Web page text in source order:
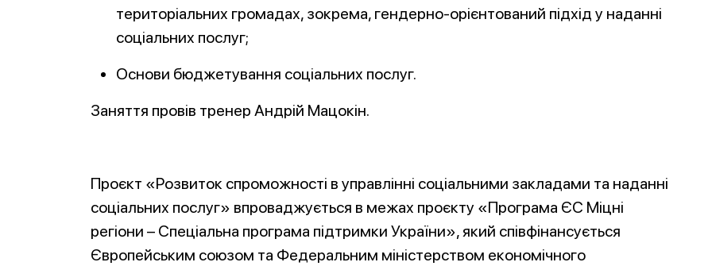
територіальних громадах, зокрема, гендерно-орієнтований підхід у наданні
соціальних послуг;
Основи бюджетування соціальних послуг.
Заняття провів тренер Андрій Мацокін.
Проєкт «Розвиток спроможності в управлінні соціальними закладами та наданні
соціальних послуг» впроваджується в межах проєкту «Програма ЄС Міцні
регіони – Спеціальна програма підтримки України», який співфінансується
Європейським союзом та Федеральним міністерством економічного